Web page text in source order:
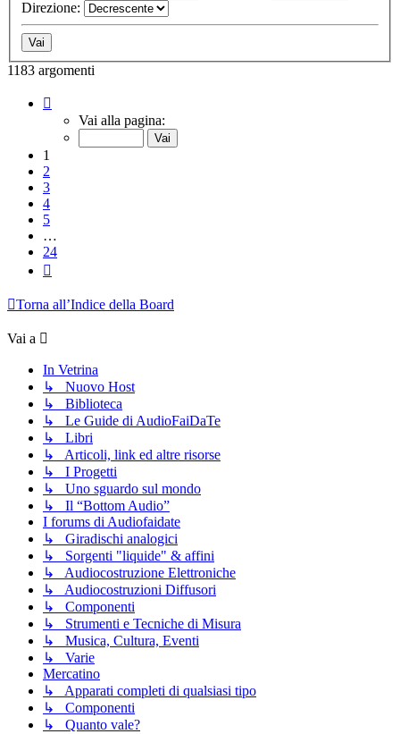
Direzione:
1183 argomenti
Vai alla pagina:
1
2
3
4
5
…
24
Torna all’Indice della Board
Vai a
In Vetrina
↳ Nuovo Host
↳ Biblioteca
↳ Le Guide di AudioFaiDaTe
↳ Libri
↳ Articoli, link ed altre risorse
↳ I Progetti
↳ Uno sguardo sul mondo
↳ Il “Bottom Audio”
I forums di Audiofaidate
↳ Giradischi analogici
↳ Sorgenti "liquide" & affini
↳ Audiocostruzione Elettroniche
↳ Audiocostruzioni Diffusori
↳ Componenti
↳ Strumenti e Tecniche di Misura
↳ Musica, Cultura, Eventi
↳ Varie
Mercatino
↳ Apparati completi di qualsiasi tipo
↳ Componenti
↳ Quanto vale?